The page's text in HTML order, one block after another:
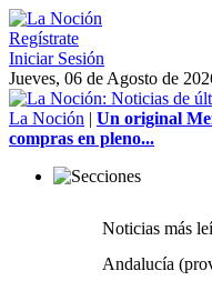
Regístrate
Iniciar Sesión
Jueves, 06 de Agosto de
La Noción | Un original
compras en pleno...
Noticias más
Andalucía